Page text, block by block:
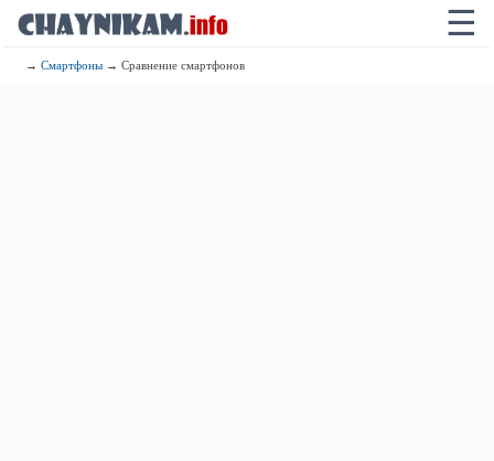
☰
→Смартфоны → Сравнение смартфонов